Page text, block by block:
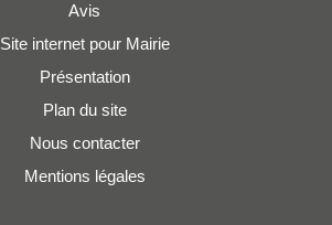
Avis
Site internet pour Mairie
Présentation
Plan du site
Nous contacter
Mentions légales